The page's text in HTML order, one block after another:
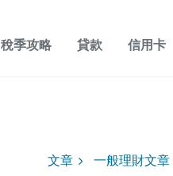
稅季攻略 貸款 信用卡
文章 一般理財文章